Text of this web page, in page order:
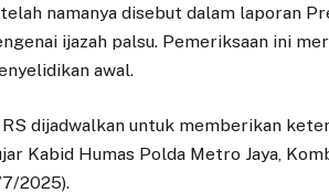
namanya disebut dalam laporan
ijazah palsu. Pemeriksaan ini
awal.
RS dijadwalkan untuk memberikan
Kabid Humas Polda Metro Jaya,
2025).